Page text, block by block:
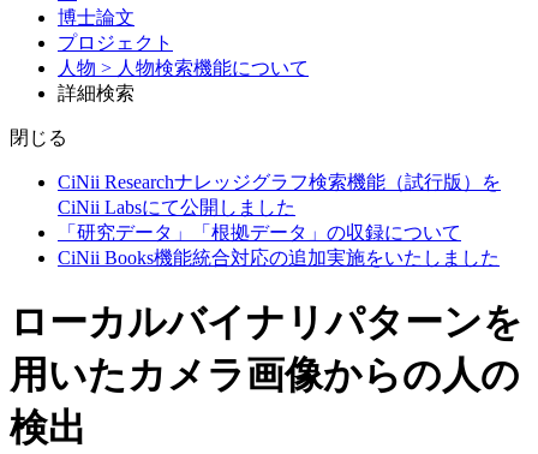
博士論文
プロジェクト
人物 > 人物検索機能について
詳細検索
閉じる
CiNii Researchナレッジグラフ検索機能（試行版）を
CiNii Labsにて公開しました
「研究データ」「根拠データ」の収録について
CiNii Books機能統合対応の追加実施をいたしました
ローカルバイナリパターンを
用いたカメラ画像からの人の
検出